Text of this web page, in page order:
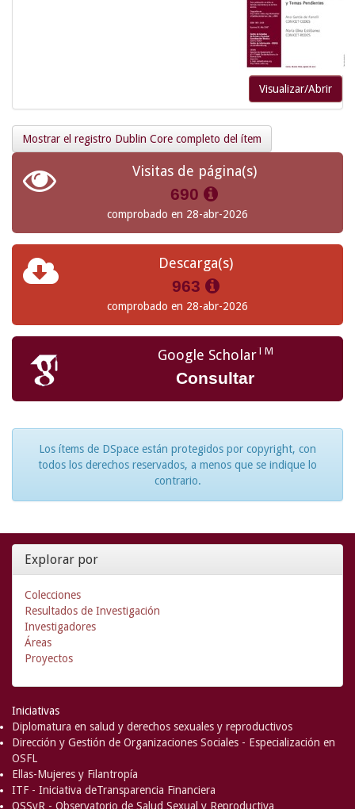
Visualizar/Abrir
Mostrar el registro Dublin Core completo del ítem
Visitas de página(s)
690
comprobado en 28-abr-2026
Descarga(s)
963
comprobado en 28-abr-2026
Google ScholarTM
Consultar
Los ítems de DSpace están protegidos por copyright, con
todos los derechos reservados, a menos que se indique lo
contrario.
Explorar por
Colecciones
Resultados de Investigación
Investigadores
Áreas
Proyectos
Iniciativas
Diplomatura en salud y derechos sexuales y reproductivos
Dirección y Gestión de Organizaciones Sociales - Especialización en
OSFL
Ellas-Mujeres y Filantropía
ITF - Iniciativa deTransparencia Financiera
OSSyR - Observatorio de Salud Sexual y Reproductiva